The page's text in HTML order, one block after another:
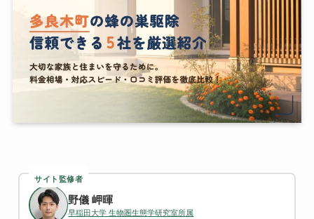
サイト監修者
野儀 岬暉
早稲田大学 生物圏生態学研究室所属